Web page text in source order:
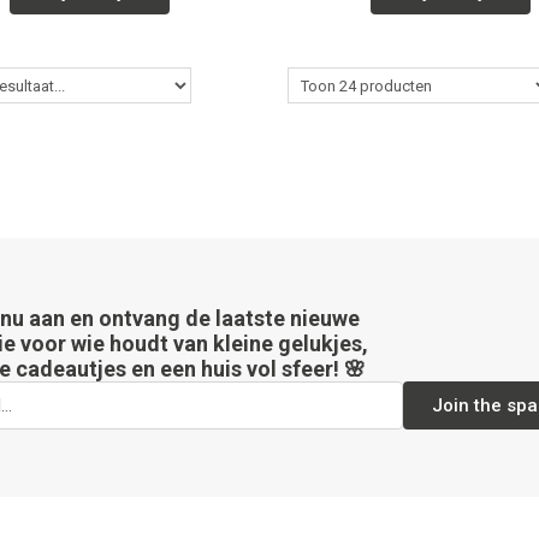
aan en ontvang de laatste nieuwe
voor wie houdt van kleine gelukjes,
cadeautjes en een huis vol sfeer! 🌸
Join the